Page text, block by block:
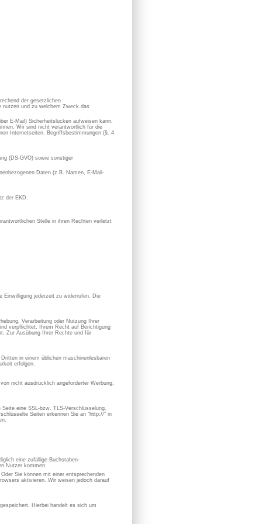
der gesetzlichen
nutzen und zu welchem Zweck das
E-Mail) Sicherheitslücken aufweisen kann.
Wir sind nicht verantwortlich für die
Internetseiten. Begriffsbestimmungen (§. 4
(DS-GVO) sowie sonstiger
Daten (z.B. Namen, E-Mail-
der EKD.
Stelle in ihren Rechten verletzt
Einwilligung jederzeit zu widerrufen. Die
Verarbeitung oder Nutzung Ihrer
verpflichtet, Ihrem Recht auf Berichtigung
Zur Ausübung Ihrer Rechte und für
in einem üblichen maschinenlesbaren
erfolgen.
nicht ausdrücklich angeforderter Werbung,
eine SSL-bzw. TLS-Verschlüsselung.
Seiten erkennen Sie an “http://” in
eine zufällige Buchstaben-
Nutzer kommen.
Sie können mit einer entsprechenden
aktivieren. Wir weisen jedoch darauf
Hierbei handelt es sich um